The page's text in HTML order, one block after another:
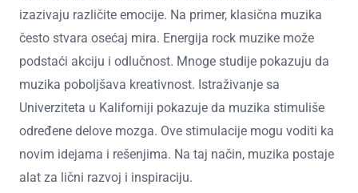
izazivaju različite emocije. Na primer, klasična muzika
često stvara osećaj mira. Energija rock muzike može
podstaći akciju i odlučnost. Mnoge studije pokazuju da
muzika poboljšava kreativnost. Istraživanje sa
Univerziteta u Kaliforniji pokazuje da muzika stimuliše
određene delove mozga. Ove stimulacije mogu voditi ka
novim idejama i rešenjima. Na taj način, muzika postaje
alat za lični razvoj i inspiraciju.